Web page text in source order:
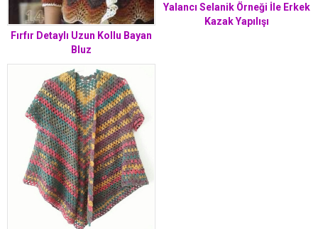
Fırfır Detaylı Uzun Kollu Bayan
Bluz
Yalancı Selanik Örneği İle Erkek
Kazak Yapılışı